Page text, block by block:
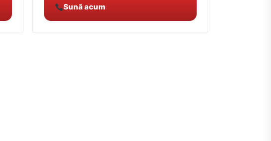
Sună acum